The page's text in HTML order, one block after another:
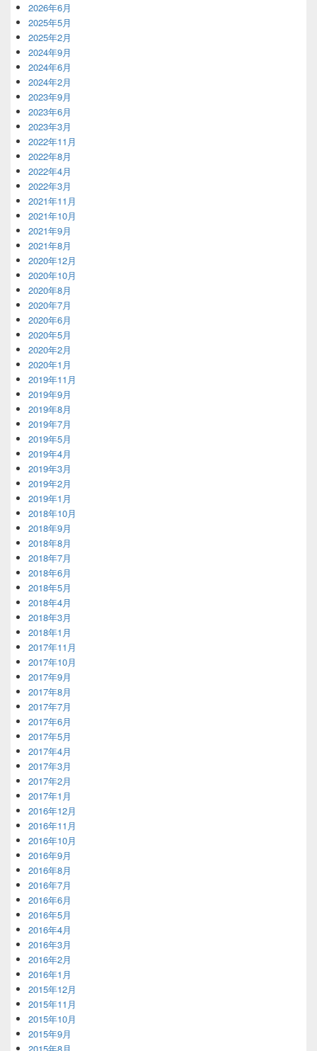
2026年6月
2025年5月
2025年2月
2024年9月
2024年6月
2024年2月
2023年9月
2023年6月
2023年3月
2022年11月
2022年8月
2022年4月
2022年3月
2021年11月
2021年10月
2021年9月
2021年8月
2020年12月
2020年10月
2020年8月
2020年7月
2020年6月
2020年5月
2020年2月
2020年1月
2019年11月
2019年9月
2019年8月
2019年7月
2019年5月
2019年4月
2019年3月
2019年2月
2019年1月
2018年10月
2018年9月
2018年8月
2018年7月
2018年6月
2018年5月
2018年4月
2018年3月
2018年1月
2017年11月
2017年10月
2017年9月
2017年8月
2017年7月
2017年6月
2017年5月
2017年4月
2017年3月
2017年2月
2017年1月
2016年12月
2016年11月
2016年10月
2016年9月
2016年8月
2016年7月
2016年6月
2016年5月
2016年4月
2016年3月
2016年2月
2016年1月
2015年12月
2015年11月
2015年10月
2015年9月